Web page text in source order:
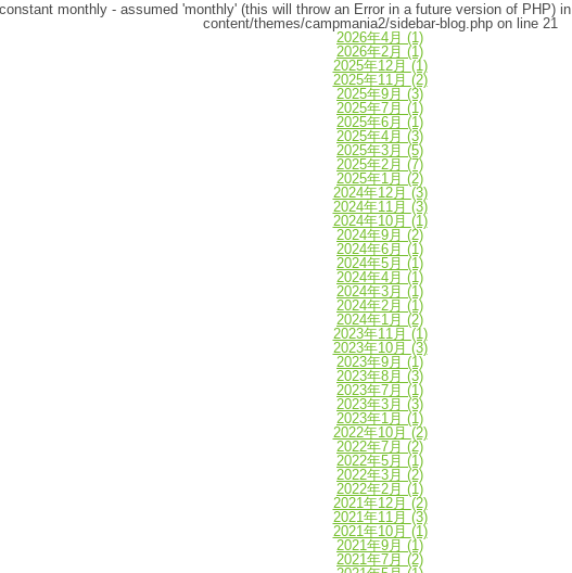
monthly - assumed 'monthly' (this will throw an Error in a future version of PHP) in
content/themes/campmania2/sidebar-blog.phpon line 21
2026年4月 (1)
2026年2月 (1)
2025年12月 (1)
2025年11月 (2)
2025年9月 (3)
2025年7月 (1)
2025年6月 (1)
2025年4月 (3)
2025年3月 (5)
2025年2月 (7)
2025年1月 (2)
2024年12月 (3)
2024年11月 (3)
2024年10月 (1)
2024年9月 (2)
2024年6月 (1)
2024年5月 (1)
2024年4月 (1)
2024年3月 (1)
2024年2月 (1)
2024年1月 (2)
2023年11月 (1)
2023年10月 (3)
2023年9月 (1)
2023年8月 (3)
2023年7月 (1)
2023年3月 (3)
2023年1月 (1)
2022年10月 (2)
2022年7月 (2)
2022年5月 (1)
2022年3月 (2)
2022年2月 (1)
2021年12月 (2)
2021年11月 (3)
2021年10月 (1)
2021年9月 (1)
2021年7月 (2)